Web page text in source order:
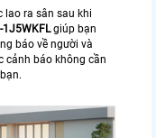
lao ra sân sau khi
1J5WKFLgiúp bạn
báo về người và
cảnh báo không cần